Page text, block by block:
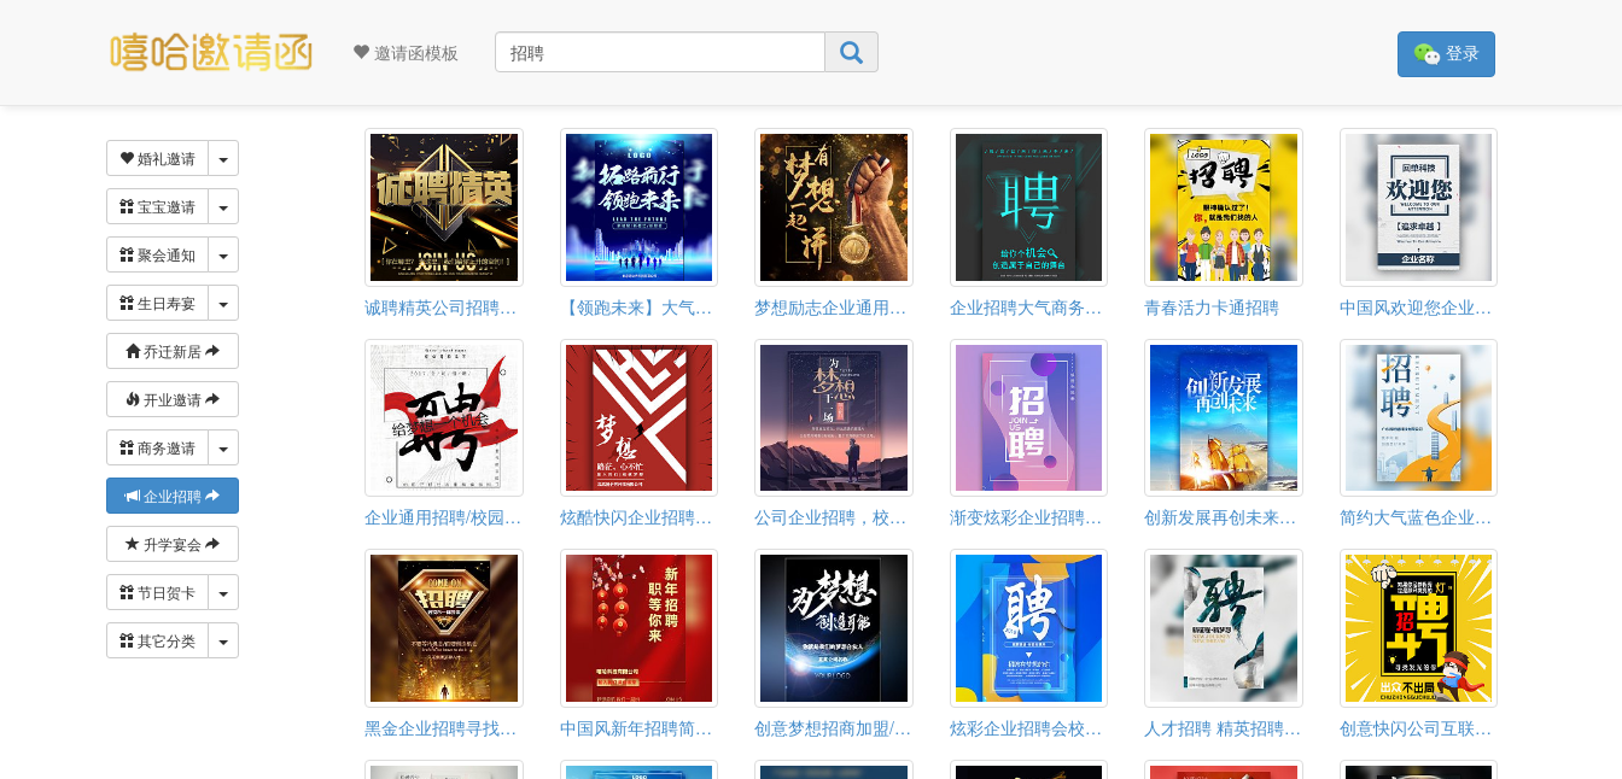
邀请函模板 登录
婚礼邀请 下拉菜单
宝宝邀请 下拉菜单
聚会通知 下拉菜单
生日寿宴 下拉菜单
乔迁新居
开业邀请
商务邀请 下拉菜单
企业招聘
升学宴会
节日贺卡 下拉菜单
其它分类 下拉菜单
诚聘精英公司招聘校园招聘学校招聘金融地产 【领跑未来】大气科技蓝/企业宣传企业文化/招聘招商 梦想励志企业通用招聘 企业招聘大气商务风格模板 青春活力卡通招聘 中国风欢迎您企业宣传品牌推广招聘招商
企业通用招聘/校园招聘邀请函 炫酷快闪企业招聘企业宣传动态企业招聘梦想招聘 公司企业招聘，校园，为梦想干一场 渐变炫彩企业招聘通用模板 创新发展再创未来高端企业宣传企业招聘企业招商 简约大气蓝色企业招聘广告公司招聘启事招人招工广告
黑金企业招聘寻找不一样的你公司介绍企业文化 中国风新年招聘简章公司企业招聘招新招人 创意梦想招商加盟/招聘通用企业宣传 炫彩企业招聘会校园招聘会 人才招聘 精英招聘 招贤纳士 公司企业招聘通用 创意快闪公司互联网招聘动感炫酷